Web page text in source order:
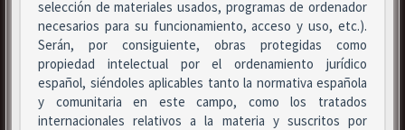
selección de materiales usados, programas de ordenador
necesarios para su funcionamiento, acceso y uso, etc.).
Serán, por consiguiente, obras protegidas como
propiedad intelectual por el ordenamiento jurídico
español, siéndoles aplicables tanto la normativa española
y comunitaria en este campo, como los tratados
internacionales relativos a la materia y suscritos por